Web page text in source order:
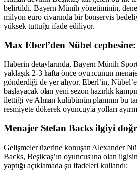
belirtildi. Bayern Münih yönetiminin,
milyon euro civarında bir bonservis
yüksek tuttuğu ifade ediliyor.
Max Eberl’den Nübel
Haberin detaylarında, Bayern Münih
yaklaşık 2-3 hafta önce oyuncunun
gönderdiği de yer alıyor. Eberl’in,
başlayacak olan yeni sezon hazırlık
ilettiği ve Alman kulübünün planının bu
resmiyete dökerek oyuncuyla yolları
Menajer Stefan Backs ilgiyi
Gelişmeler üzerine konuşan Alexander
Backs, Beşiktaş’ın oyuncusuna olan
yaptığı açıklamada şu ifadeleri kullandı: